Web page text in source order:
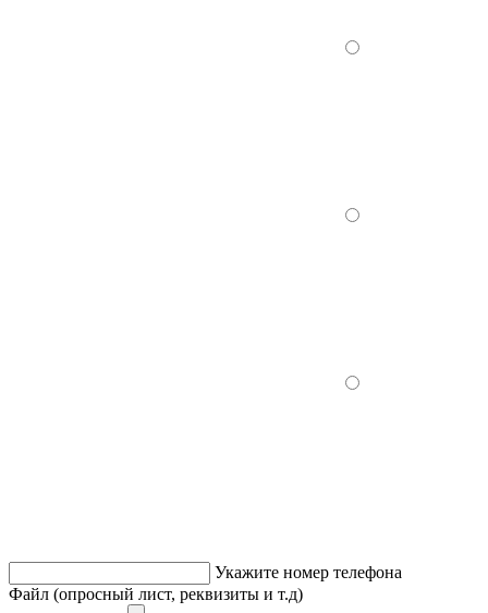
Укажите номер телефона
Файл (опросный лист, реквизиты и т.д)